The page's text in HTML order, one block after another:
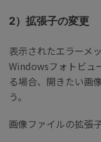
2）拡張子の変更
表示されたエラーメ
Windowsフォトビュ
る場合、開きたい画
う。
画像ファイルの拡張